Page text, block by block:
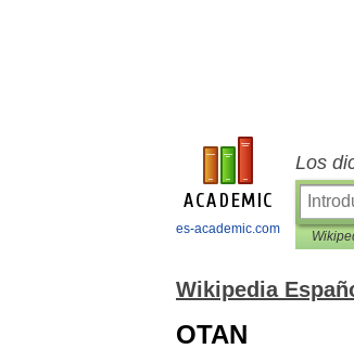
es-academic.com
Los
Wikipedia
OTAN